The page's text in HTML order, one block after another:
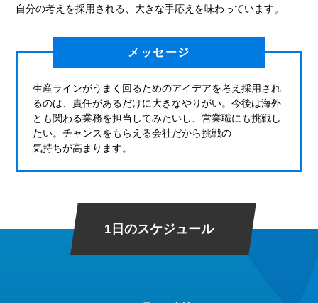
自分の考えを採用される、大きな手応えを味わっています。
メッセージ
生産ラインがうまく回るためのアイデアを考え採用され
るのは、責任があるだけに大きなやりがい。今後は海外
とも関わる業務を担当してみたいし、営業職にも挑戦し
たい。チャンスをもらえる会社だから挑戦の
気持ちが高まります。
1日のスケジュール